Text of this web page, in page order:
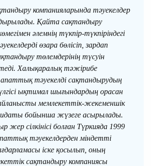
компанияларында тәуекелдер
Қайта сақтандыру
әлемнің түкпір-түкпіріндегі
өзара бөлісіп, зардап
төлемдерінің түсуін
Халықаралық тәжірибе
апаттық тәуекелді сақтандырудың
ықтимал шығындардың орасан
мемлекеттік-жекеменшік
бойынша жүзеге асырылады.
жер сілкінісі болған Түркияда 1999
тәуекелдерден міндетті
іске қосылып, оның
сақтандыру компаниясы